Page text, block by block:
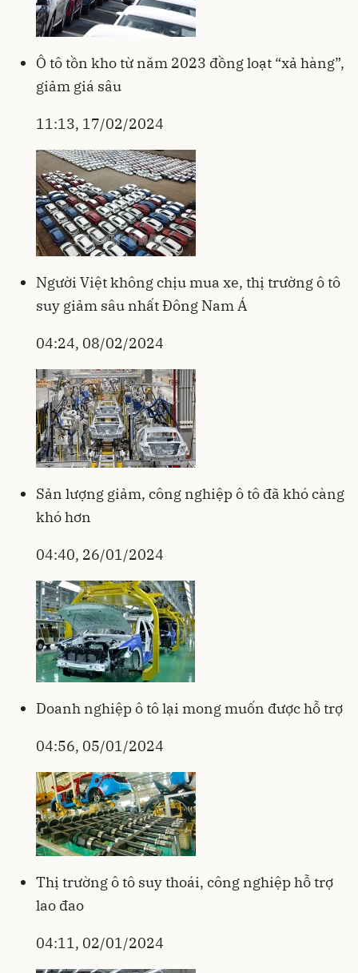
Ô tô tồn kho từ năm 2023 đồng loạt “xả hàng”,
giảm giá sâu
11:13, 17/02/2024
Người Việt không chịu mua xe, thị trường ô tô
suy giảm sâu nhất Đông Nam Á
04:24, 08/02/2024
Sản lượng giảm, công nghiệp ô tô đã khó càng
khó hơn
04:40, 26/01/2024
Doanh nghiệp ô tô lại mong muốn được hỗ trợ
04:56, 05/01/2024
Thị trường ô tô suy thoái, công nghiệp hỗ trợ
lao đao
04:11, 02/01/2024